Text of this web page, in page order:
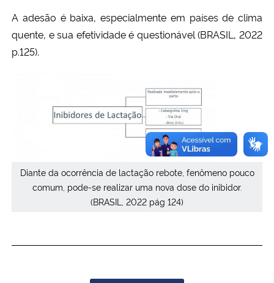
A adesão é baixa, especialmente em países de clima
quente, e sua efetividade é questionável (BRASIL, 2022
p.125).
Diante da ocorrência de lactação rebote, fenômeno pouco
comum, pode-se realizar uma nova dose do inibidor.
(BRASIL, 2022 pág 124)